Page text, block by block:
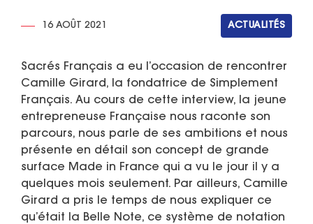
16 AOÛT 2021 ACTUALITÉS
Sacrés Français a eu l’occasion de rencontrer
Camille Girard, la fondatrice de Simplement
Français. Au cours de cette interview, la jeune
entrepreneuse Française nous raconte son
parcours, nous parle de ses ambitions et nous
présente en détail son concept de grande
surface Made in France qui a vu le jour il y a
quelques mois seulement. Par ailleurs, Camille
Girard a pris le temps de nous expliquer ce
qu’était la Belle Note, ce système de notation